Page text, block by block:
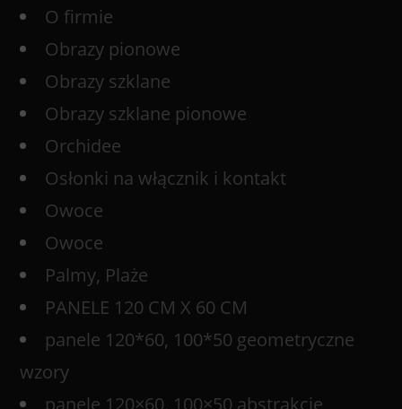
O firmie
Obrazy pionowe
Obrazy szklane
Obrazy szklane pionowe
Orchidee
Osłonki na włącznik i kontakt
Owoce
Owoce
Palmy, Plaże
PANELE 120 CM X 60 CM
panele 120*60, 100*50 geometryczne
wzory
panele 120×60, 100×50 abstrakcje